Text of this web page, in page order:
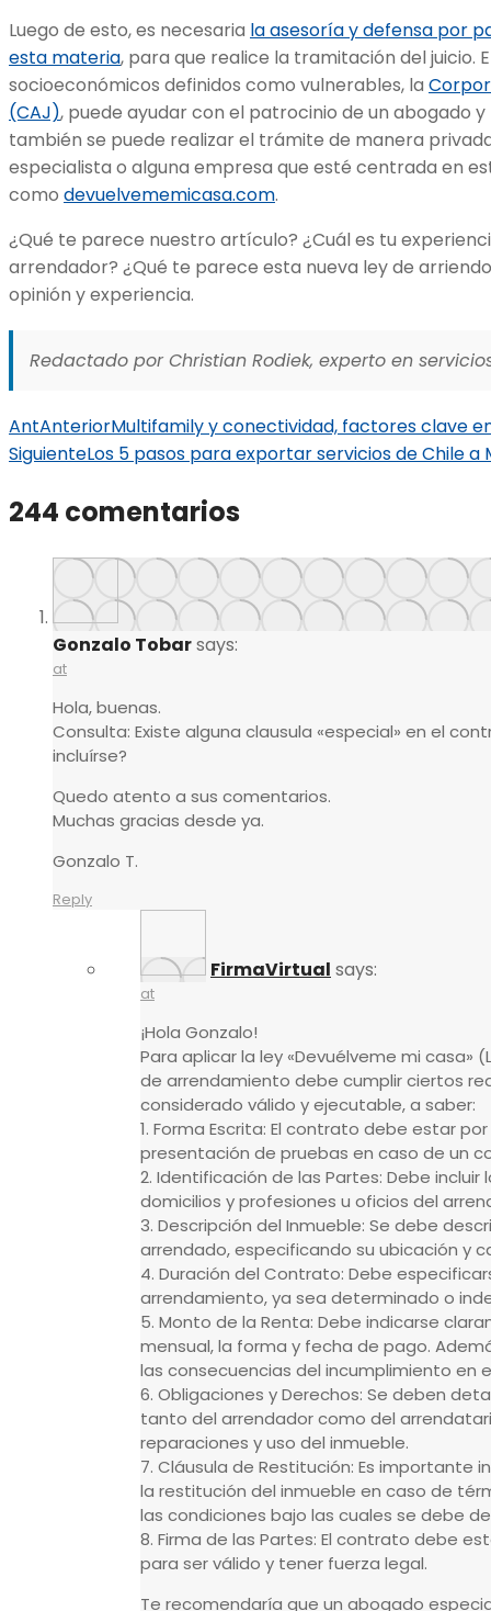
Luego de esto, es necesaria la asesoría y defensa por
esta materia, para que realice la tramitación del juicio.
socioeconómicos definidos como vulnerables, la
(CAJ), puede ayudar con el patrocinio de un abogado
también se puede realizar el trámite de manera
especialista o alguna empresa que esté centrada en
como devuelvememicasa.com.
¿Qué te parece nuestro artículo? ¿Cuál es tu
arrendador? ¿Qué te parece esta nueva ley de
opinión y experiencia.
Redactado por Christian Rodiek, experto en
AntAnteriorMultifamily y conectividad, factores clave
SiguienteLos 5 pasos para exportar servicios de Chile a
244 comentarios
Gonzalo Tobarsays:
at
Hola, buenas.
Consulta: Existe alguna clausula «especial» en el
incluírse?
Quedo atento a sus comentarios.
Muchas gracias desde ya.
Gonzalo T.
Reply
FirmaVirtual says:
at
¡Hola Gonzalo!
Para aplicar la ley «Devuélveme mi casa»
de arrendamiento debe cumplir ciertos
considerado válido y ejecutable, a saber:
1. Forma Escrita: El contrato debe estar
presentación de pruebas en caso de un
2. Identificación de las Partes: Debe incluir
domicilios y profesiones u oficios del
3. Descripción del Inmueble: Se debe
arrendado, especificando su ubicación y
4. Duración del Contrato: Debe
arrendamiento, ya sea determinado o
5. Monto de la Renta: Debe indicarse
mensual, la forma y fecha de pago.
las consecuencias del incumplimiento en
6. Obligaciones y Derechos: Se deben
tanto del arrendador como del
reparaciones y uso del inmueble.
7. Cláusula de Restitución: Es importante
la restitución del inmueble en caso de
las condiciones bajo las cuales se debe
8. Firma de las Partes: El contrato debe
para ser válido y tener fuerza legal.
Te recomendaría que un abogado